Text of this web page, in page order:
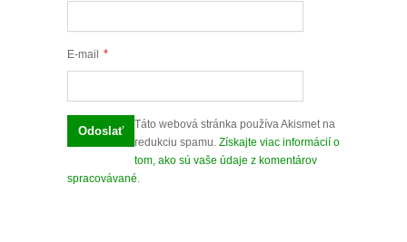
E-mail *
Táto webová stránka používa Akismet na
redukciu spamu. Získajte viac informácií o
tom, ako sú vaše údaje z komentárov
spracovávané